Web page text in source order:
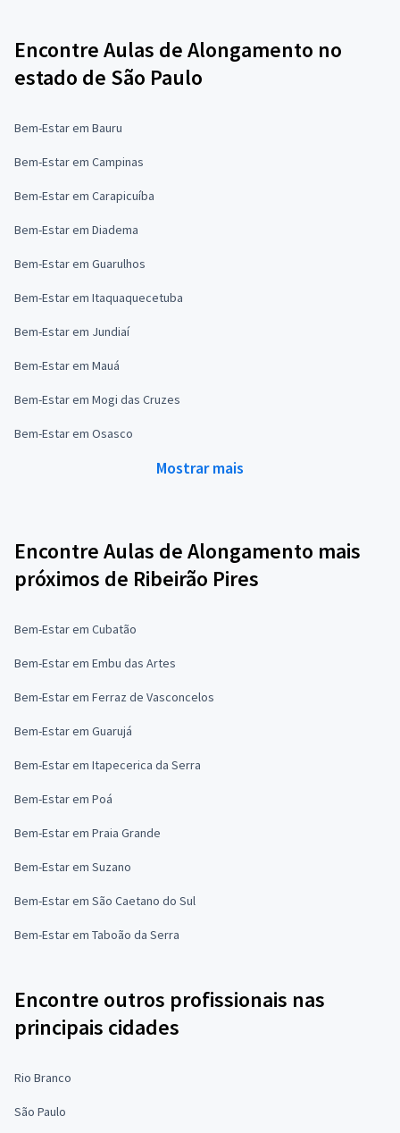
Encontre Aulas de Alongamento no
estado de São Paulo
Bem-Estar em Bauru
Bem-Estar em Campinas
Bem-Estar em Carapicuíba
Bem-Estar em Diadema
Bem-Estar em Guarulhos
Bem-Estar em Itaquaquecetuba
Bem-Estar em Jundiaí
Bem-Estar em Mauá
Bem-Estar em Mogi das Cruzes
Bem-Estar em Osasco
Mostrar mais
Encontre Aulas de Alongamento mais
próximos de Ribeirão Pires
Bem-Estar em Cubatão
Bem-Estar em Embu das Artes
Bem-Estar em Ferraz de Vasconcelos
Bem-Estar em Guarujá
Bem-Estar em Itapecerica da Serra
Bem-Estar em Poá
Bem-Estar em Praia Grande
Bem-Estar em Suzano
Bem-Estar em São Caetano do Sul
Bem-Estar em Taboão da Serra
Encontre outros profissionais nas
principais cidades
Rio Branco
São Paulo